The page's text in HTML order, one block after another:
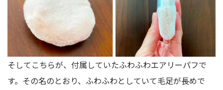
そしてこちらが、付属していたふわふわエアリーパフで
す。その名のとおり、ふわふわとしていて毛足が長めで